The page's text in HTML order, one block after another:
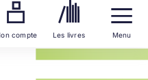
compte Les livres Menu